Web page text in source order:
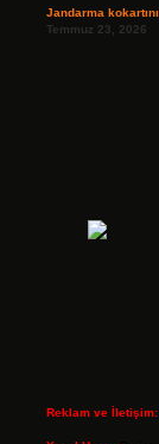
Jandarma
Temmuz 23, 2026
Reklam ve İletişim: